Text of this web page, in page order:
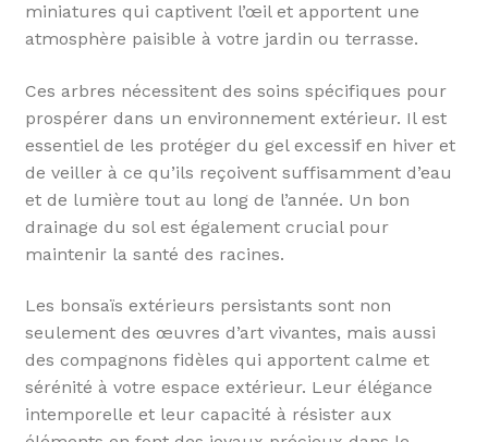
miniatures qui captivent l’œil et apportent une
atmosphère paisible à votre jardin ou terrasse.
Ces arbres nécessitent des soins spécifiques pour
prospérer dans un environnement extérieur. Il est
essentiel de les protéger du gel excessif en hiver et
de veiller à ce qu’ils reçoivent suffisamment d’eau
et de lumière tout au long de l’année. Un bon
drainage du sol est également crucial pour
maintenir la santé des racines.
Les bonsaïs extérieurs persistants sont non
seulement des œuvres d’art vivantes, mais aussi
des compagnons fidèles qui apportent calme et
sérénité à votre espace extérieur. Leur élégance
intemporelle et leur capacité à résister aux